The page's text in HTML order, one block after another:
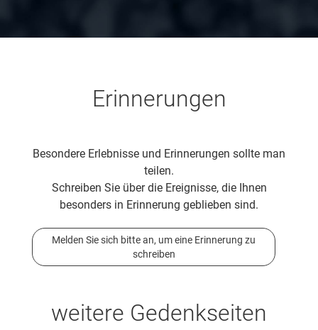
Erinnerungen
Besondere Erlebnisse und Erinnerungen sollte man
teilen.
Schreiben Sie über die Ereignisse, die Ihnen
besonders in Erinnerung geblieben sind.
Melden Sie sich bitte an, um eine Erinnerung zu
schreiben
weitere Gedenkseiten